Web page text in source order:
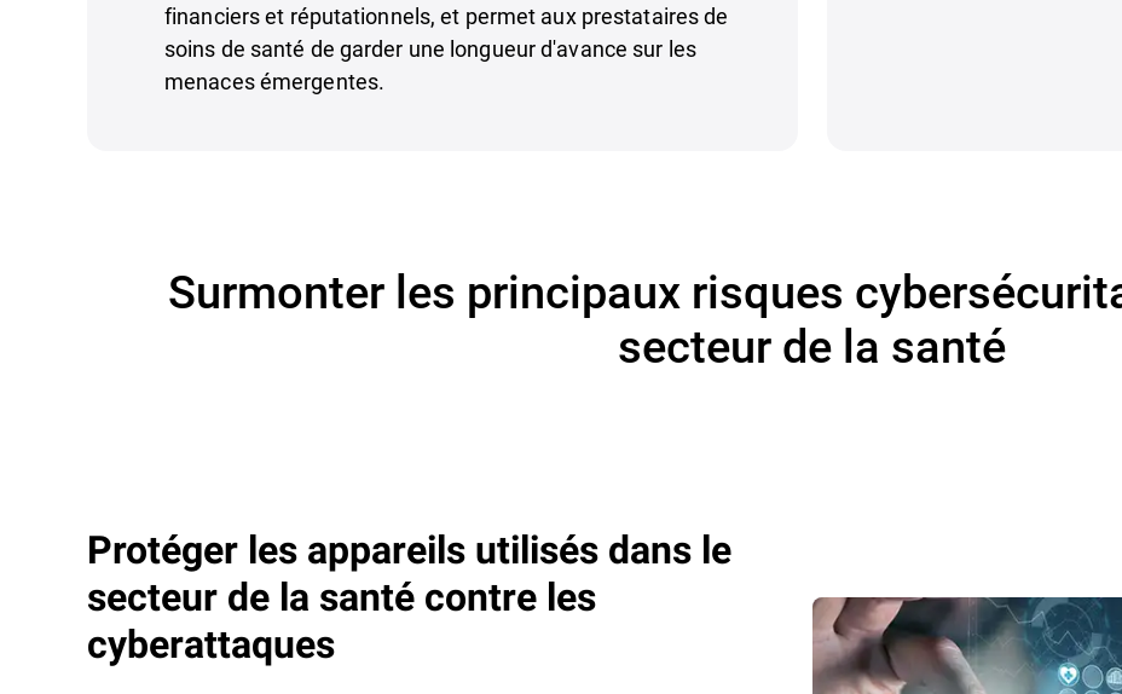
financiers et réputationnels, et permet aux prestataires de
soins de santé de garder une longueur d'avance sur les
menaces émergentes.
Surmonter les principaux risques
secteur de la santé
Protéger les appareils utilisés dans le
secteur de la santé contre les
cyberattaques